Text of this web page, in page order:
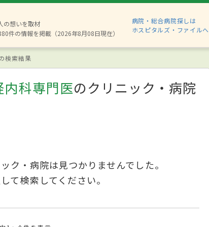
の想いを取材
件の情報を掲載（2026年8月08日現在）
病院・総合病院探しは
ホスピタルズ・ファイルへ
検索結果
科専門医のクリニック・病院
ク・病院は見つかりませんでした。
て検索してください。